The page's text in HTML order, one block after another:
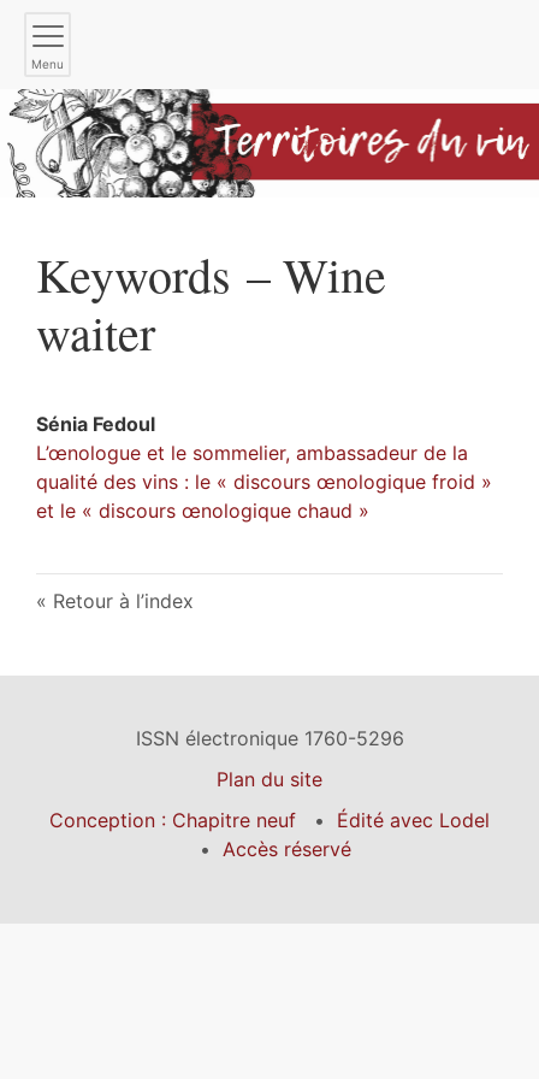
Menu
Keywords – Wine
waiter
Sénia Fedoul
L’œnologue et le sommelier, ambassadeur de la
qualité des vins : le « discours œnologique froid »
et le « discours œnologique chaud »
Retour à l’index
ISSN électronique 1760-5296
Plan du site
Conception : Chapitre neuf
Édité avec Lodel
Accès réservé